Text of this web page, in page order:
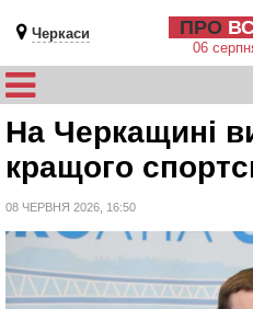
Черкаси ПРО
06
На Черкащині
кращого
08 ЧЕРВНЯ 2026, 16:50